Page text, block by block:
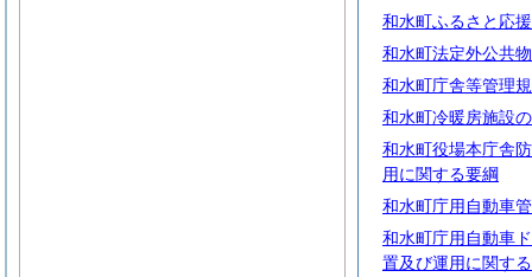
和水町ふるさと応
和水町法定外公共
和水町庁舎等管理
和水町冷暖房施設
和水町役場本庁舎
用に関する要綱
和水町庁用自動車
和水町庁用自動車
置及び運用に関す